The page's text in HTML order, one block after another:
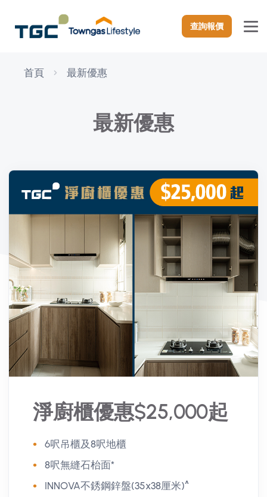
查詢報價
首頁 最新優惠
最新優惠
淨廚櫃優惠$25,000起
6呎吊櫃及8呎地櫃
8呎無縫石枱面*
INNOVA不銹鋼鋅盤(35x38厘米)^